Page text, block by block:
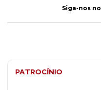
Siga-nos no
PATROCÍNIO